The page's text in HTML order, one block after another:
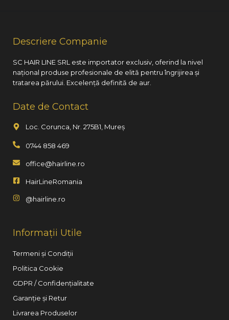
Descriere Companie
SC HAIR LINE SRL este importator exclusiv, oferind la nivel
național produse profesionale de elită pentru îngrijirea și
tratarea părului. Excelență definită de aur.
Date de Contact
Loc. Corunca, Nr. 275B1, Mureș
0744 858 469
office@hairline.ro
HairLineRomania
@hairline.ro
Informații Utile
Termeni și Condiții
Politica Cookie
GDPR / Confidențialitate
Garanție și Retur
Livrarea Produselor